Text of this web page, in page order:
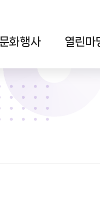
화행사 열린마